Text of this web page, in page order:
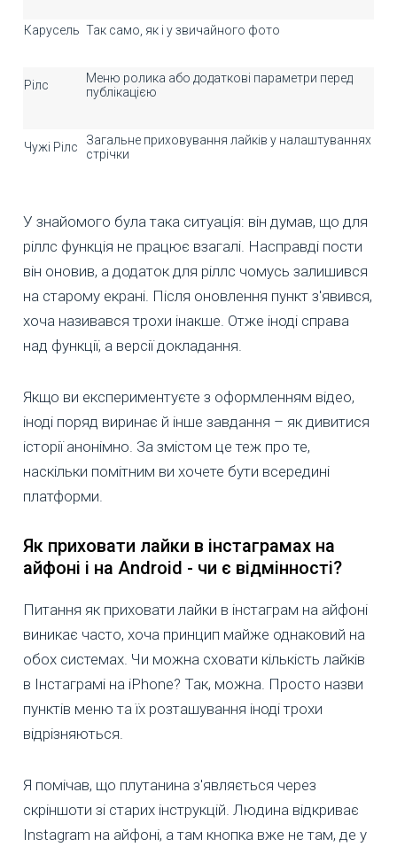
Карусель Так само, як і у звичайного фото
Рілс
Меню ролика або додаткові параметри перед
публікацією
Чужі Рілс
Загальне приховування лайків у налаштуваннях
стрічки
У знайомого була така ситуація: він думав, що для
ріллс функція не працює взагалі. Насправді пости
він оновив, а додаток для ріллс чомусь залишився
на старому екрані. Після оновлення пункт з'явився,
хоча називався трохи інакше. Отже іноді справа
над функції, а версії докладання.
Якщо ви експериментуєте з оформленням відео,
іноді поряд виринає й інше завдання – як дивитися
історії анонімно. За змістом це теж про те,
наскільки помітним ви хочете бути всередині
платформи.
Як приховати лайки в інстаграмах на
айфоні і на Android - чи є відмінності?
Питання як приховати лайки в інстаграм на айфоні
виникає часто, хоча принцип майже однаковий на
обох системах. Чи можна сховати кількість лайків
в Інстаграмі на iPhone? Так, можна. Просто назви
пунктів меню та їх розташування іноді трохи
відрізняються.
Я помічав, що плутанина з'являється через
скріншоти зі старих інструкцій. Людина відкриває
Instagram на айфоні, а там кнопка вже не там, де у